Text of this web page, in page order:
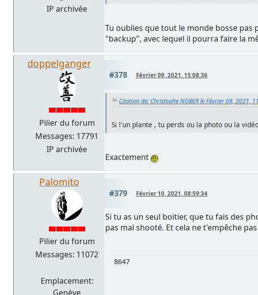
IP archivée
Tu oublies que tout le monde bosse
"backup", avec lequel il pourra faire la
doppelganger
Pilier du forum
Messages: 17791
IP archivée
#378 Février 09, 2021, 15:08:36
Citation de: Christophe NOBER le Février 09, 2021,
Si l'un plante , tu perds ou la photo ou la
Exactement
Palomito
Pilier du forum
Messages: 11072
Emplacement:
Genève
#379 Février 10, 2021, 08:59:34
Si tu as un seul boitier, que tu fais des
pas mal shooté. Et cela ne t'empêche
8647